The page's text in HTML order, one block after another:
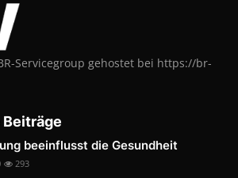
Servicegroup gehostet bei https://br-
beeinflusst die Gesundheit
293